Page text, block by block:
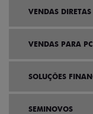
VENDAS DIRETAS
VENDAS PARA
SOLUÇÕES
SEMINOVOS